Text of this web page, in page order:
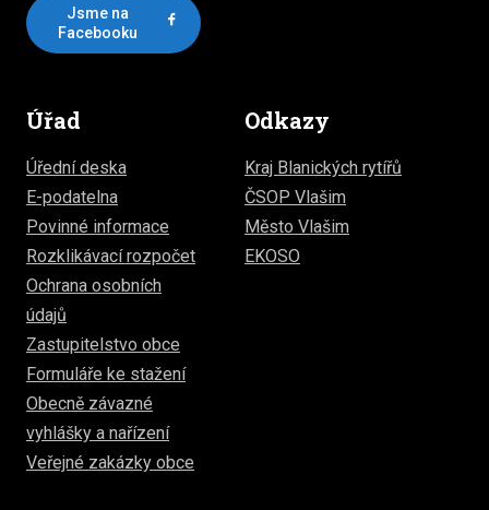
Jsme na
Facebooku
Úřad
Úřední deska
E-podatelna
Povinné informace
Rozklikávací rozpočet
Ochrana osobních
údajů
Zastupitelstvo obce
Formuláře ke stažení
Obecně závazné
vyhlášky a nařízení
Veřejné zakázky obce
Odkazy
Kraj Blanických rytířů
ČSOP Vlašim
Město Vlašim
EKOSO